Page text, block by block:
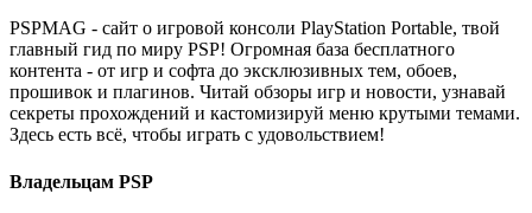
PSPMAG - cайт о игровой консоли PlayStation Portable, твой
главный гид по миру PSP! Огромная база бесплатного
контента - от игр и софта до эксклюзивных тем, обоев,
прошивок и плагинов. Читай обзоры игр и новости, узнавай
секреты прохождений и кастомизируй меню крутыми темами.
Здесь есть всё, чтобы играть с удовольствием!
Владельцам PSP